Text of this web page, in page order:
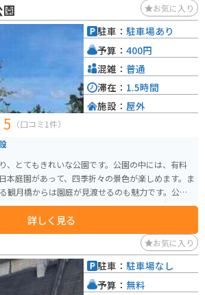
お気に入り
5 （口コミ1件）
、とてもきれいな公園です。公園の中には、有料
本庭園があって、四季折々の景色が楽しめます。ま
観月橋からは園庭が見渡せるのも魅力です。公園
すし、近くには商業施設があるのでとても便利な
詳しく見る
駐車： 駐車場あり
予算： 400円
混雑： 普通
滞在： 1.5時間
施設： 屋外
お気に入り
駐車： 駐車場なし
予算： 無料